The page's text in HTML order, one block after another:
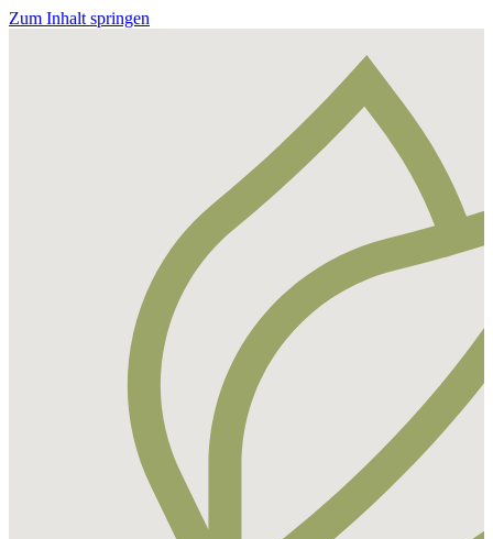
Zum Inhalt springen